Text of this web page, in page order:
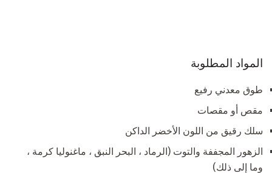
المواد المطلوبة
طوق معدني رفيع
مقص أو مقصات
سلك رقيق من اللون الأخضر الداكن
الزهور المجففة والتوت (الرماد ، البحر النبق ، ماغنوليا كرمة ،
وما إلى ذلك)